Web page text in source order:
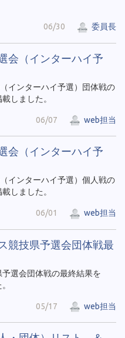
06/30 委員長
会（インターハイ予
インターハイ予選）団体戦の
載しました。
06/07 web担当
会（インターハイ予
インターハイ予選）個人戦の
載しました。
06/01 web担当
競技県予選会団体戦最
選会団体戦の最終結果を
05/17 web担当